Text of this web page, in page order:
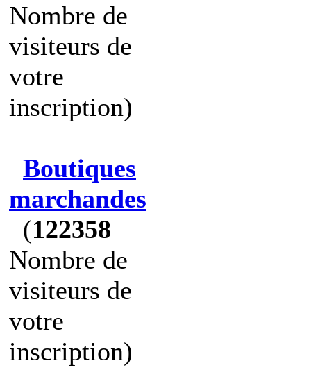
Nombre de
visiteurs de
votre
inscription)
Boutiques
marchandes
(122358
Nombre de
visiteurs de
votre
inscription)